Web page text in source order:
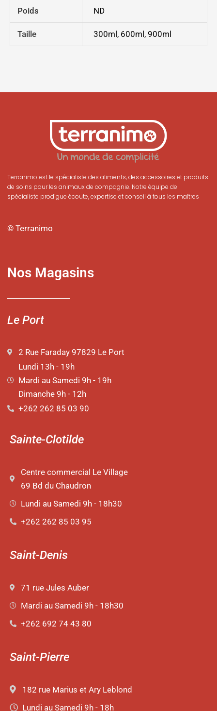
Poids ND
Taille 300ml, 600ml, 900ml
Terranimo est le spécialiste des aliments, des accessoires et produits
de soins pour les animaux de compagnie. Notre équipe de
spécialiste prodigue écoute, expertise et conseil à tous les maîtres
© Terranimo
Nos Magasins
Le Port
2 Rue Faraday 97829 Le Port
Lundi 13h - 19h
Mardi au Samedi 9h - 19h
Dimanche 9h - 12h
+262 262 85 03 90
Sainte-Clotilde
Centre commercial Le Village
69 Bd du Chaudron
Lundi au Samedi 9h - 18h30
+262 262 85 03 95
Saint-Denis
71 rue Jules Auber
Mardi au Samedi 9h - 18h30
+262 692 74 43 80
Saint-Pierre
182 rue Marius et Ary Leblond
Lundi au Samedi 9h - 18h